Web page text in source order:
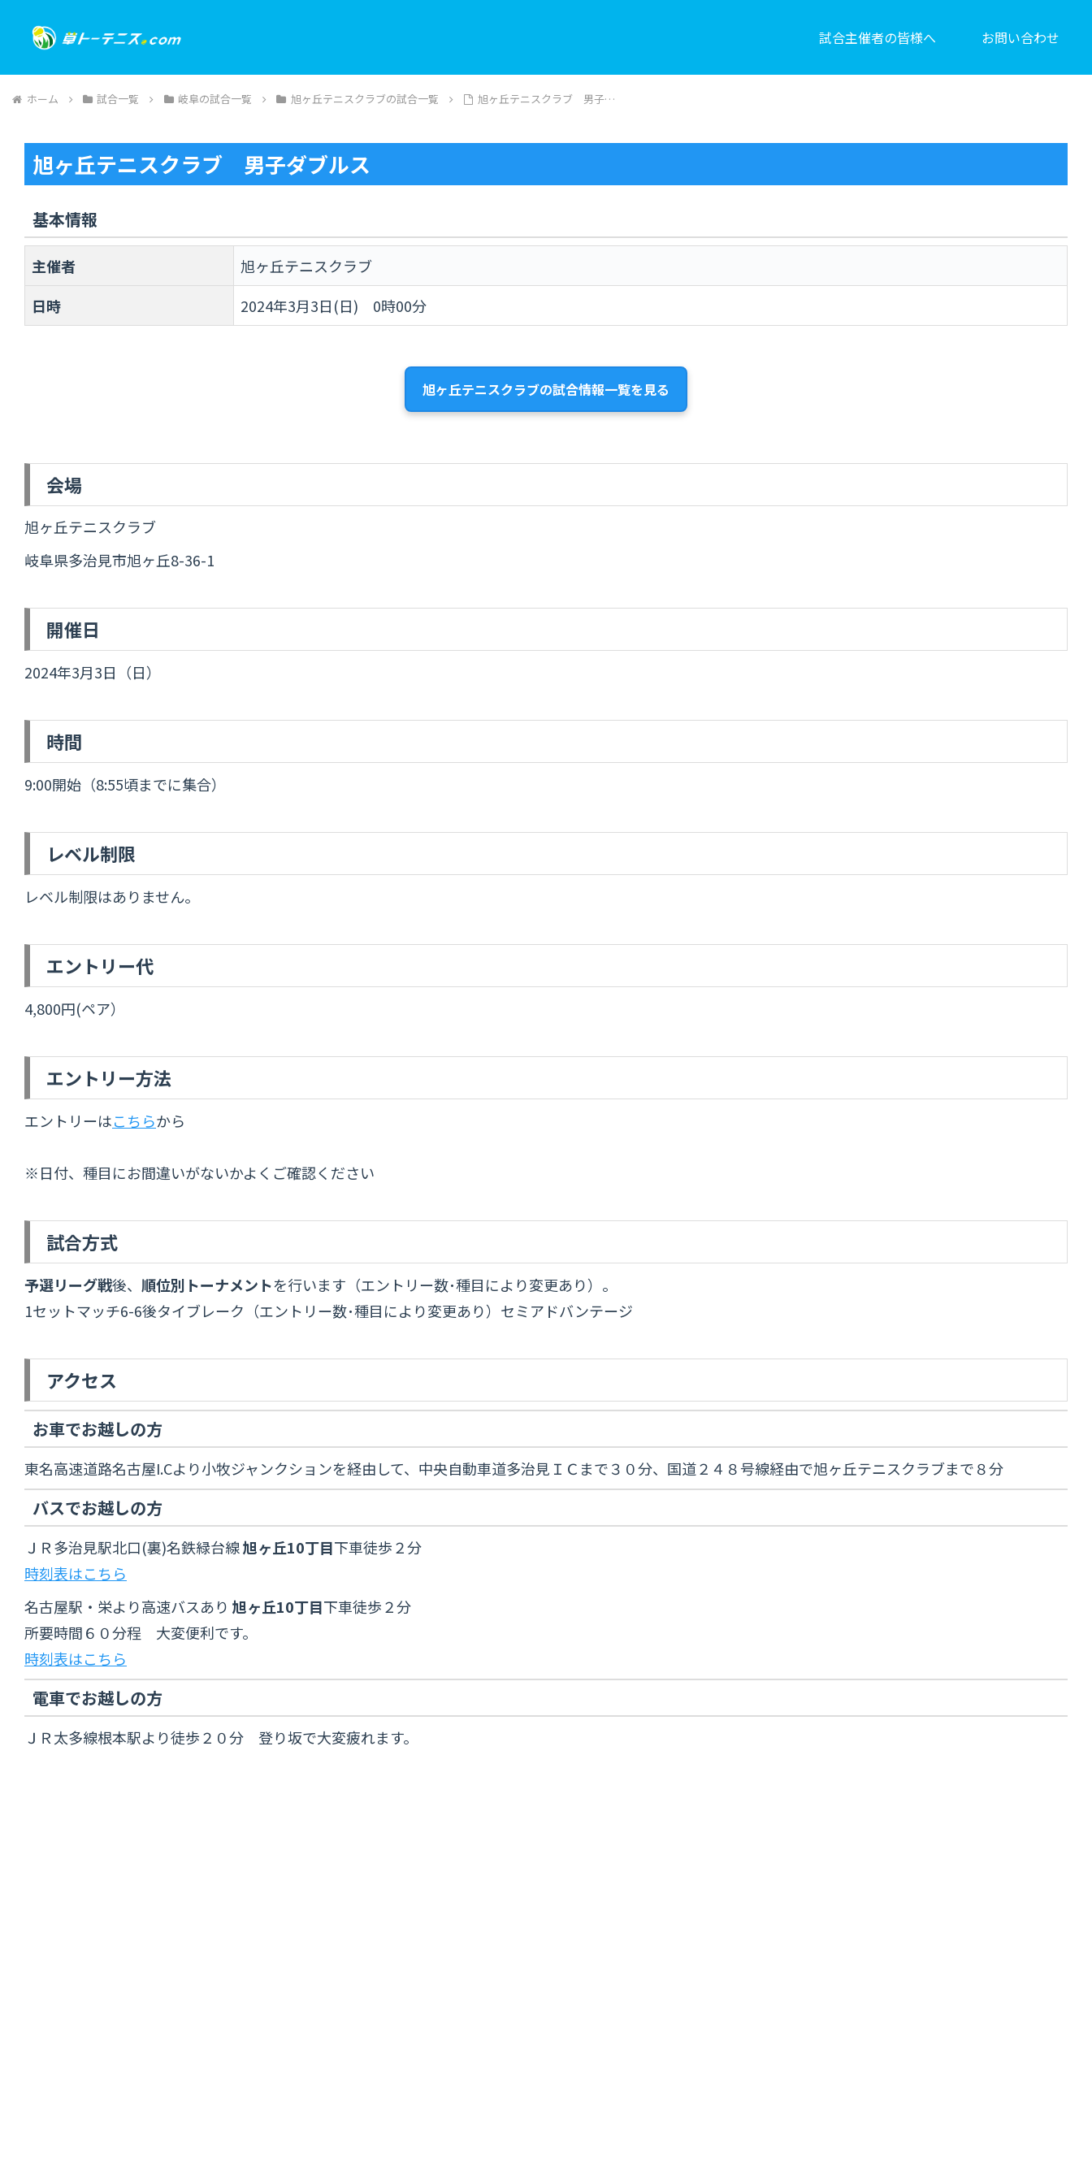
試合主催者の皆様へ お問い合わせ
ホーム 試合一覧 岐阜の試合一覧 旭ヶ丘テニスクラブの試合一覧 旭ヶ丘テニスクラブ 男子…
旭ヶ丘テニスクラブ 男子ダブルス
基本情報
主催者
旭ヶ丘テニスクラブ
日時
2024年3月3日(日) 0時00分
旭ヶ丘テニスクラブの試合情報一覧を見る
会場
旭ヶ丘テニスクラブ
岐阜県多治見市旭ヶ丘8-36-1
開催日
2024年3月3日（日）
時間
9:00開始（8:55頃までに集合）
レベル制限
レベル制限はありません。
エントリー代
4,800円(ペア）
エントリー方法
エントリーはこちらから
※日付、種目にお間違いがないかよくご確認ください
試合方式
予選リーグ戦後、 順位別トーナメントを行います（エントリー数･種目により変更あり）。
1セットマッチ6-6後タイブレーク（エントリー数･種目により変更あり）セミアドバンテージ
アクセス
お車でお越しの方
東名高速道路名古屋I.Cより小牧ジャンクションを経由して、中央自動車道多治見ＩＣまで３０分、国道２４８号線経由で旭ヶ丘テニスクラブまで８分
バスでお越しの方
ＪＲ多治見駅北口(裏)名鉄緑台線旭ヶ丘10丁目下車徒歩２分
時刻表はこちら
名古屋駅・栄より高速バスあり 旭ヶ丘10丁目下車徒歩２分
所要時間６０分程 大変便利です。
時刻表はこちら
電車でお越しの方
ＪＲ太多線根本駅より徒歩２０分 登り坂で大変疲れます。